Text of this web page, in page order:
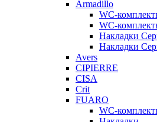
Armadillo
WC-
WC-
Накладки
Накладки
Avers
CIPIERRE
CISA
Crit
FUARO
WC-